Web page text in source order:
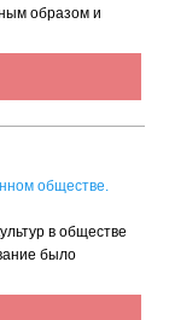
образом и
обществе.
в обществе
было